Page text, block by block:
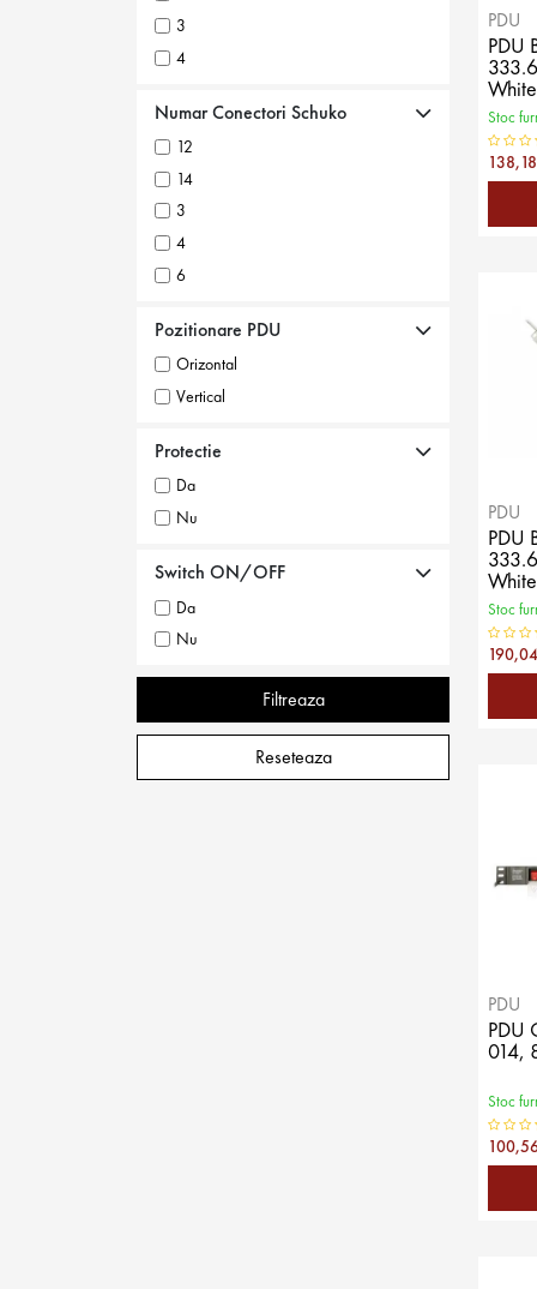
30
36
3
4
8
Nu
Numar Conectori Schuko
12
14
3
4
6
8
9
Nu
Pozitionare PDU
Orizontal
Vertical
Protectie
Da
Nu
Switch ON/OFF
Da
Nu
Filtreaza
Reseteaza
PDU
PDU
White
Stoc
PDU
PDU
White
Stoc
PDU
PDU
014,
Stoc